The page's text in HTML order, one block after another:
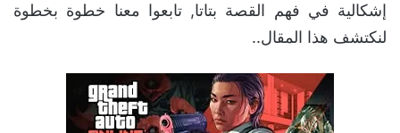
إشكالية في فهم القصة بتاتا, تابعوا معنا خطوة بخطوة
لنكتشف هذا المقال..